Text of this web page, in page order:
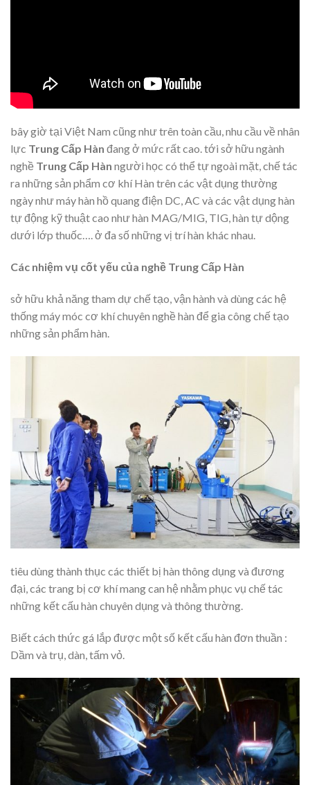
bây giờ tại Việt Nam cũng như trên toàn cầu, nhu cầu về nhân
lực Trung Cấp Hàn đang ở mức rất cao. tới sở hữu ngành
nghề Trung Cấp Hàn người học có thể tự ngoài mặt, chế tác
ra những sản phẩm cơ khí Hàn trên các vật dụng thường
ngày như máy hàn hồ quang điện DC, AC và các vật dụng hàn
tự động kỹ thuật cao như hàn MAG/MIG, TIG, hàn tự dộng
dưới lớp thuốc…. ở đa số những vị trí hàn khác nhau.
Các nhiệm vụ cốt yếu của nghề Trung Cấp Hàn
sở hữu khả năng tham dự chế tạo, vận hành và dùng các hệ
thống máy móc cơ khí chuyên nghề hàn để gia công chế tạo
những sản phẩm hàn.
tiêu dùng thành thục các thiết bị hàn thông dụng và đương
đại, các trang bị cơ khí mang can hệ nhằm phục vụ chế tác
những kết cấu hàn chuyên dụng và thông thường.
Biết cách thức gá lắp được một số kết cấu hàn đơn thuần :
Dầm và trụ, dàn, tấm vỏ.